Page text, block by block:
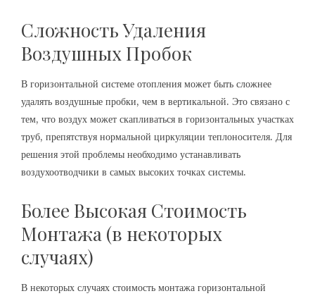
Сложность Удаления
Воздушных Пробок
В горизонтальной системе отопления может быть сложнее
удалять воздушные пробки, чем в вертикальной. Это связано с
тем, что воздух может скапливаться в горизонтальных участках
труб, препятствуя нормальной циркуляции теплоносителя. Для
решения этой проблемы необходимо устанавливать
воздухоотводчики в самых высоких точках системы.
Более Высокая Стоимость
Монтажа (в некоторых
случаях)
В некоторых случаях стоимость монтажа горизонтальной